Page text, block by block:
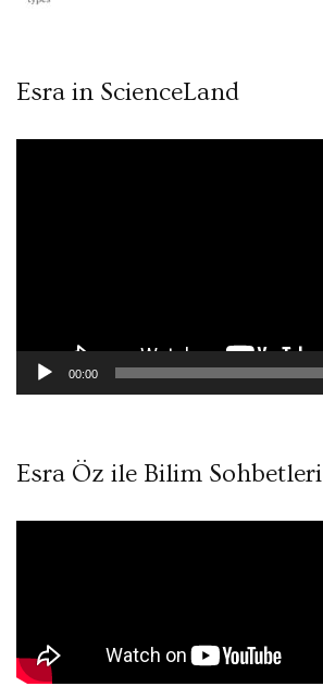
Esra in ScienceLand
00:00
Esra Öz ile Bilim Sohbetleri